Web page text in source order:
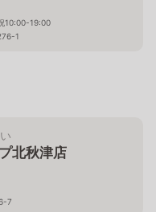
10:00-19:00
1
北秋津店
7